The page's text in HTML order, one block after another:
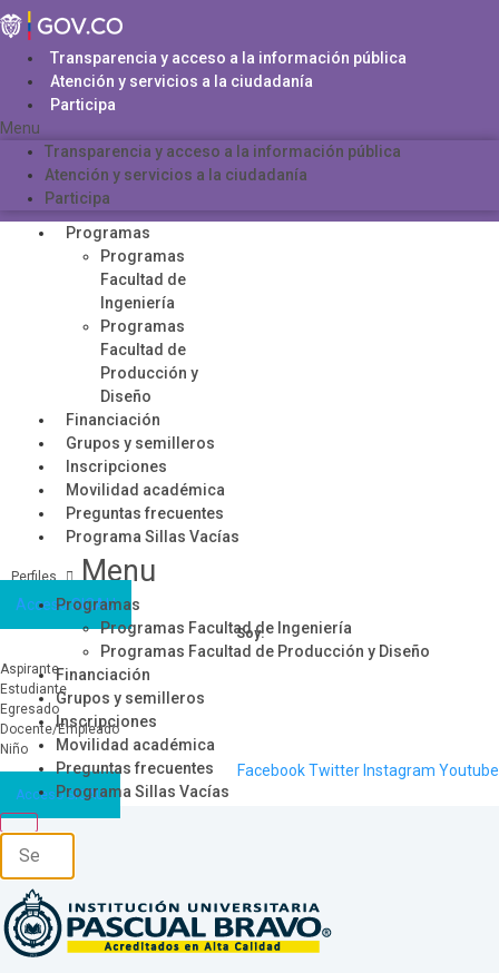
Saltar
al
contenidoTransparencia y acceso a la información pública
Atención y servicios a la ciudadanía
Participa
Menu
Transparencia y acceso a la información pública
Atención y servicios a la ciudadanía
Participa
Programas
Programas
Facultad de
Ingeniería
Programas
Facultad de
Producción y
Diseño
Financiación
Grupos y semilleros
Inscripciones
Movilidad académica
Preguntas frecuentes
Programa Sillas Vacías
Menu
Programas
Programas Facultad de Ingeniería
Programas Facultad de Producción y Diseño
Financiación
Grupos y semilleros
Inscripciones
Movilidad académica
Preguntas frecuentes
Programa Sillas Vacías
Acceso SICAU
Soy:
Aspirante
Estudiante
Egresado
Docente/Empleado
Niño
FacebookTwitter Instagram Youtube
Acceso SICAU